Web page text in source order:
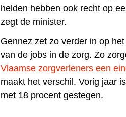
helden hebben ook recht op
zegt de minister.
Gennez zet zo verder in op
van de jobs in de zorg. Zo
Vlaamse zorgverleners een
maakt het verschil. Vorig jaar
met 18 procent gestegen.